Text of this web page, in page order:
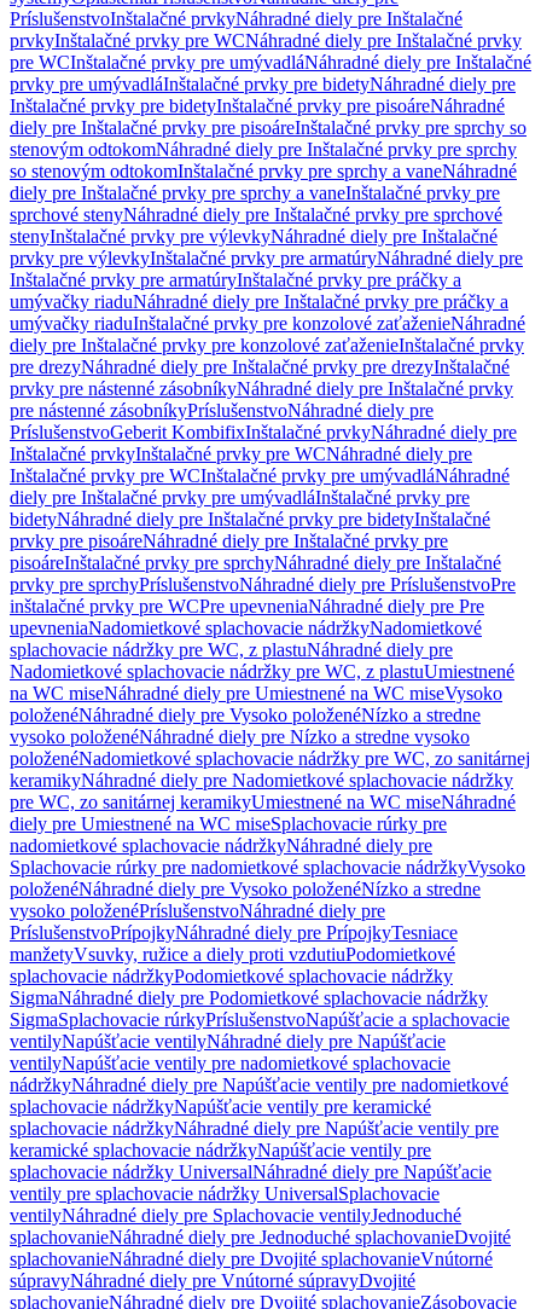
PríslušenstvoInštalačné prvkyNáhradné diely pre Inštalačné
prvkyInštalačné prvky pre WCNáhradné diely pre Inštalačné prvky
pre WCInštalačné prvky pre umývadláNáhradné diely pre Inštalačné
prvky pre umývadláInštalačné prvky pre bidetyNáhradné diely pre
Inštalačné prvky pre bidetyInštalačné prvky pre pisoáreNáhradné
diely pre Inštalačné prvky pre pisoáreInštalačné prvky pre sprchy so
stenovým odtokomNáhradné diely pre Inštalačné prvky pre sprchy
so stenovým odtokomInštalačné prvky pre sprchy a vaneNáhradné
diely pre Inštalačné prvky pre sprchy a vaneInštalačné prvky pre
sprchové stenyNáhradné diely pre Inštalačné prvky pre sprchové
stenyInštalačné prvky pre výlevkyNáhradné diely pre Inštalačné
prvky pre výlevkyInštalačné prvky pre armatúryNáhradné diely pre
Inštalačné prvky pre armatúryInštalačné prvky pre práčky a
umývačky riaduNáhradné diely pre Inštalačné prvky pre práčky a
umývačky riaduInštalačné prvky pre konzolové zaťaženieNáhradné
diely pre Inštalačné prvky pre konzolové zaťaženieInštalačné prvky
pre drezyNáhradné diely pre Inštalačné prvky pre drezyInštalačné
prvky pre nástenné zásobníkyNáhradné diely pre Inštalačné prvky
pre nástenné zásobníkyPríslušenstvoNáhradné diely pre
PríslušenstvoGeberit KombifixInštalačné prvkyNáhradné diely pre
Inštalačné prvkyInštalačné prvky pre WCNáhradné diely pre
Inštalačné prvky pre WCInštalačné prvky pre umývadláNáhradné
diely pre Inštalačné prvky pre umývadláInštalačné prvky pre
bidetyNáhradné diely pre Inštalačné prvky pre bidetyInštalačné
prvky pre pisoáreNáhradné diely pre Inštalačné prvky pre
pisoáreInštalačné prvky pre sprchyNáhradné diely pre Inštalačné
prvky pre sprchyPríslušenstvoNáhradné diely pre PríslušenstvoPre
inštalačné prvky pre WCPre upevneniaNáhradné diely pre Pre
upevneniaNadomietkové splachovacie nádržkyNadomietkové
splachovacie nádržky pre WC, z plastuNáhradné diely pre
Nadomietkové splachovacie nádržky pre WC, z plastuUmiestnené
na WC miseNáhradné diely pre Umiestnené na WC miseVysoko
položenéNáhradné diely pre Vysoko položenéNízko a stredne
vysoko položenéNáhradné diely pre Nízko a stredne vysoko
položenéNadomietkové splachovacie nádržky pre WC, zo sanitárnej
keramikyNáhradné diely pre Nadomietkové splachovacie nádržky
pre WC, zo sanitárnej keramikyUmiestnené na WC miseNáhradné
diely pre Umiestnené na WC miseSplachovacie rúrky pre
nadomietkové splachovacie nádržkyNáhradné diely pre
Splachovacie rúrky pre nadomietkové splachovacie nádržkyVysoko
položenéNáhradné diely pre Vysoko položenéNízko a stredne
vysoko položenéPríslušenstvoNáhradné diely pre
PríslušenstvoPrípojkyNáhradné diely pre PrípojkyTesniace
manžetyVsuvky, ružice a diely proti vzdutiuPodomietkové
splachovacie nádržkyPodomietkové splachovacie nádržky
SigmaNáhradné diely pre Podomietkové splachovacie nádržky
SigmaSplachovacie rúrkyPríslušenstvoNapúšťacie a splachovacie
ventilyNapúšťacie ventilyNáhradné diely pre Napúšťacie
ventilyNapúšťacie ventily pre nadomietkové splachovacie
nádržkyNáhradné diely pre Napúšťacie ventily pre nadomietkové
splachovacie nádržkyNapúšťacie ventily pre keramické
splachovacie nádržkyNáhradné diely pre Napúšťacie ventily pre
keramické splachovacie nádržkyNapúšťacie ventily pre
splachovacie nádržky UniversalNáhradné diely pre Napúšťacie
ventily pre splachovacie nádržky UniversalSplachovacie
ventilyNáhradné diely pre Splachovacie ventilyJednoduché
splachovanieNáhradné diely pre Jednoduché splachovanieDvojité
splachovanieNáhradné diely pre Dvojité splachovanieVnútorné
súpravyNáhradné diely pre Vnútorné súpravyDvojité
splachovanieNáhradné diely pre Dvojité splachovanieZásobovacie